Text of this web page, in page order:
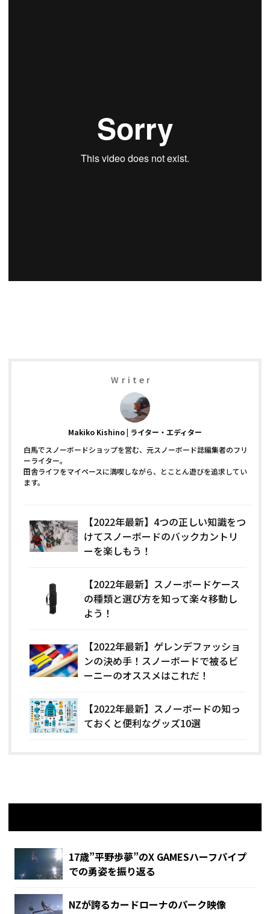
Writer
Makiko Kishino ライター・エディター
白馬でスノーボードショップを営む、元スノーボード誌編集者のフリ
ーライター。
田舎ライフをマイペースに満喫しながら、とことん遊びを追求してい
ます。
【2022年最新】4つの正しい知識をつ
けてスノーボードのバックカントリ
ーを楽しもう！
【2022年最新】スノーボードケース
の種類と選び方を知って楽々移動し
よう！
【2022年最新】ゲレンデファッショ
ンの決め手！スノーボードで被るビ
ーニーのオススメはこれだ！
【2022年最新】スノーボードの知っ
ておくと便利なグッズ10選
17歳”平野歩夢”のX GAMESハーフパイプ
での勇姿を振り返る
NZが誇るカードローナのパーク映像